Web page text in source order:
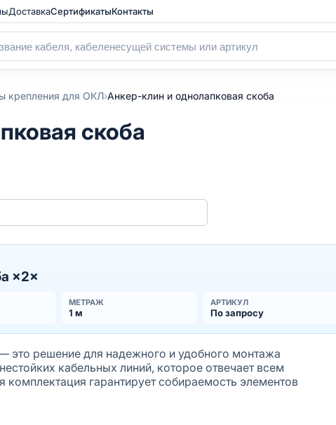
ДоставкаСертификатыКонтакты
крепления для ОКЛ›Анкер-клин и однолапковая скоба
скоба
×2×
МЕТРАЖ
1 м
АРТИКУЛ
По запросу
решение для надежного и удобного монтажа
кабельных линий, которое отвечает всем
гарантирует собираемость элементов